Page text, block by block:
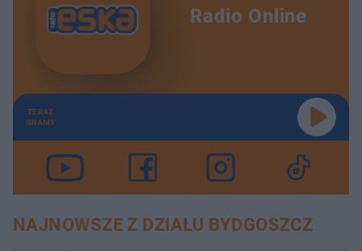
Radio Online
TERAZ
GRAMY
NAJNOWSZE Z DZIAŁU BYDGOSZCZ